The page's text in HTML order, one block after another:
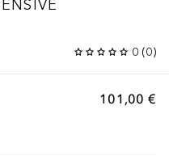
0 (0)
101,00 €